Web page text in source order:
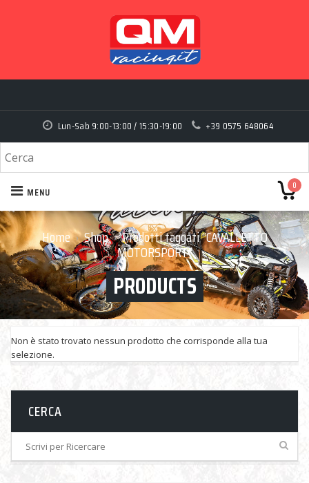
Lun-Sab 9:00-13:00 / 15:30-19:00 +39 0575 648064
0
MENU
Home › Shop › Prodotti taggati “CAVALLETTO
MOTORSPORT”
PRODUCTS
Non è stato trovato nessun prodotto che corrisponde alla tua
selezione.
CERCA